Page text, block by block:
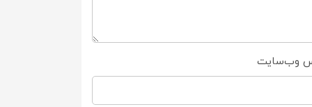
وب‌سایت